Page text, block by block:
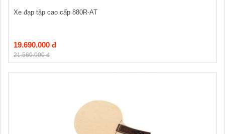
Xe đạp tập cao cấp 880R-AT
19.690.000 đ
21.560.000 đ